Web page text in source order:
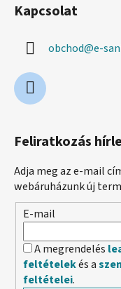
Kapcsolat
obchod@e-
Feliratkozás
Adja meg az e-mail
webáruházunk új
E-mail
A megrendelés
feltételekés a
feltételei.